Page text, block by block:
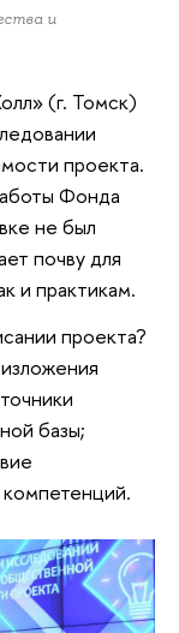
и
(г. Томск)
проекта.
Фонда
не был
почву для
и практикам.
проекта?
базы;
компетенций.